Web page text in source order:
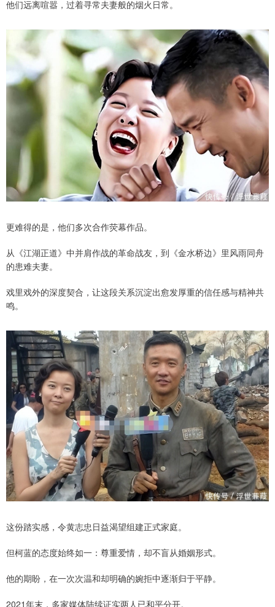
他们远离喧嚣，过着寻常夫妻般的烟火日常。
更难得的是，他们多次合作荧幕作品。
从《江湖正道》中并肩作战的革命战友，到《金水桥边》里风雨同舟
的患难夫妻。
戏里戏外的深度契合，让这段关系沉淀出愈发厚重的信任感与精神共
鸣。
这份踏实感，令黄志忠日益渴望组建正式家庭。
但柯蓝的态度始终如一：尊重爱情，却不盲从婚姻形式。
他的期盼，在一次次温和却明确的婉拒中逐渐归于平静。
2021年末，多家媒体陆续证实两人已和平分开。